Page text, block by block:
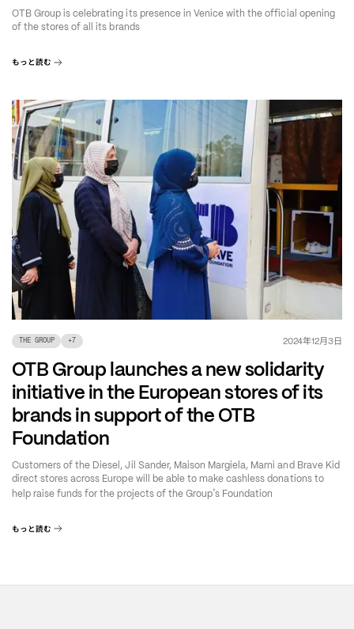
OTB Group is celebrating its presence in Venice with the official opening
of the stores of all its brands
もっと読む
THE GROUP +7 2024年12月3日
OTB Group launches a new solidarity
initiative in the European stores of its
brands in support of the OTB
Foundation
Customers of the Diesel, Jil Sander, Maison Margiela, Marni and Brave Kid
direct stores across Europe will be able to make cashless donations to
help raise funds for the projects of the Group’s Foundation
もっと読む